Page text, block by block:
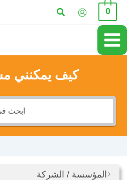
تخطي
المحتوى
0 البحث
كيف يمكنني
المؤسسة / الشركة